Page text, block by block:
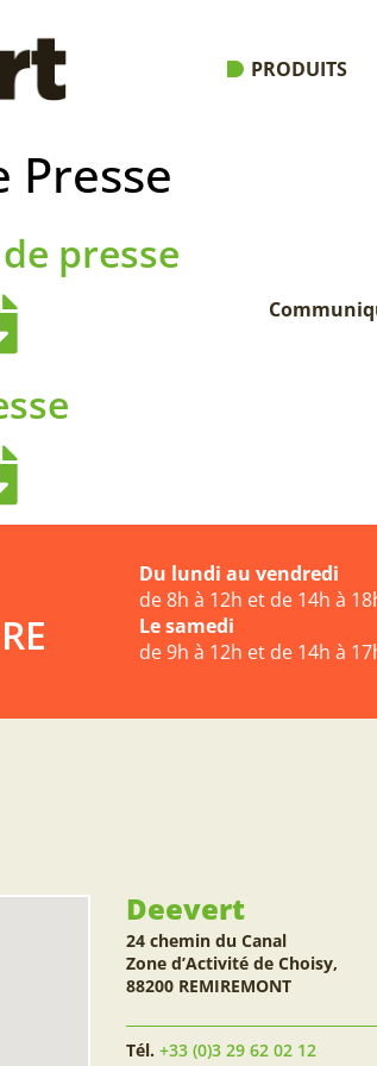
PRODUITS
Presse
presse
Du lundi au vendredi
de 8h à 12h et de 14h à
Le samedi
de 9h à 12h et de 14h à
Deevert
24 chemin du Canal
Zone d’Activité de Choisy,
88200 REMIREMONT
Tél. +33 (0)3 29 62 02 12